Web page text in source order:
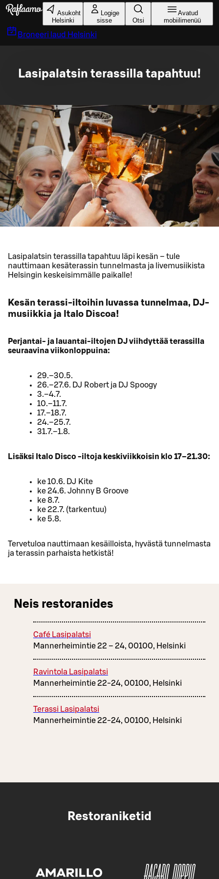
Liigu peamise sisu juurde
Asukoht
Helsinki
Logige
sisse
Otsi
Avatud
mobiilimenüü
Broneeri laud Helsinki
Lasipalatsin terassilla tapahtuu!
Lasipalatsin terassilla tapahtuu läpi kesän – tule
nauttimaan kesäterassin tunnelmasta ja livemusiikista
Helsingin keskeisimmälle paikalle!
Kesän terassi-iltoihin luvassa tunnelmaa, DJ-
musiikkia ja Italo Discoa!
Perjantai- ja lauantai-iltojen DJ viihdyttää terassilla
seuraavina viikonloppuina:
29.–30.5.
26.–27.6. DJ Robert ja DJ Spoogy
3.–4.7.
10.–11.7.
17.–18.7.
24.–25.7.
31.7.–1.8.
Lisäksi Italo Disco -iltoja keskiviikkoisin klo 17–21.30:
ke 10.6. DJ Kite
ke 24.6. Johnny B Groove
ke 8.7.
ke 22.7. (tarkentuu)
ke 5.8.
Tervetuloa nauttimaan kesäilloista, hyvästä tunnelmasta
ja terassin parhaista hetkistä!
Neis restoranides
Café Lasipalatsi
Mannerheimintie 22 – 24, 00100, Helsinki
Ravintola Lasipalatsi
Mannerheimintie 22-24, 00100, Helsinki
Terassi Lasipalatsi
Mannerheimintie 22-24, 00100, Helsinki
Restoraniketid